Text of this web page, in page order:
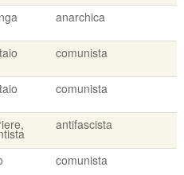
anarchica
comunista
comunista
antifascista
comunista